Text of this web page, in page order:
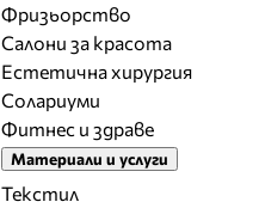
Фризьорство
Салони за красота
Естетична хирургия
Солариуми
Фитнес и здраве
Материали и услуги
Текстил